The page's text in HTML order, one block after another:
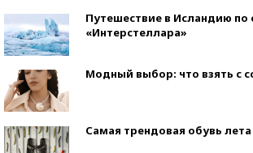
Путешествие в Исландию по
«Интерстеллара»
Модный выбор: что взять с
Самая трендовая обувь лета